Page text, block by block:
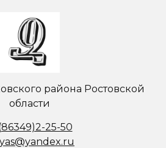
района Ростовской
области
25-50